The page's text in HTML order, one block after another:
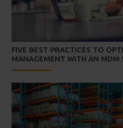
FIVE BEST PRACTICES TO
MANAGEMENT WITH AN MDM